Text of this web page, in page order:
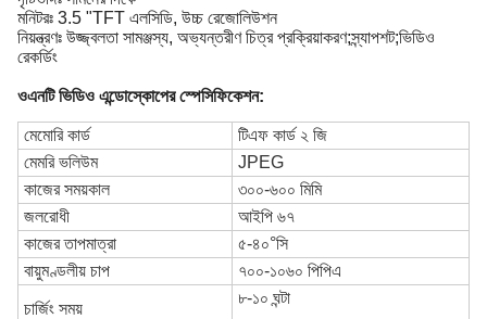
মনিটরঃ 3.5 "TFT এলসিডি, উচ্চ রেজোলিউশন
নিয়ন্ত্রণঃ উজ্জ্বলতা সামঞ্জস্য, অভ্যন্তরীণ চিত্র প্রক্রিয়াকরণ;স্ন্যাপশট;ভিডিও
রেকর্ডিং
ওএনটি ভিডিও এন্ডোস্কোপের স্পেসিফিকেশন:
মেমোরি কার্ড
টিএফ কার্ড ২ জি
মেমরি ভলিউম
JPEG
কাজের সময়কাল
৩০০-৬০০ মিমি
জলরোধী
আইপি ৬৭
কাজের তাপমাত্রা
৫-৪০°সি
বায়ুমণ্ডলীয় চাপ
৭০০-১০৬০ পিপিএ
চার্জিং সময়
৮-১০ ঘন্টা